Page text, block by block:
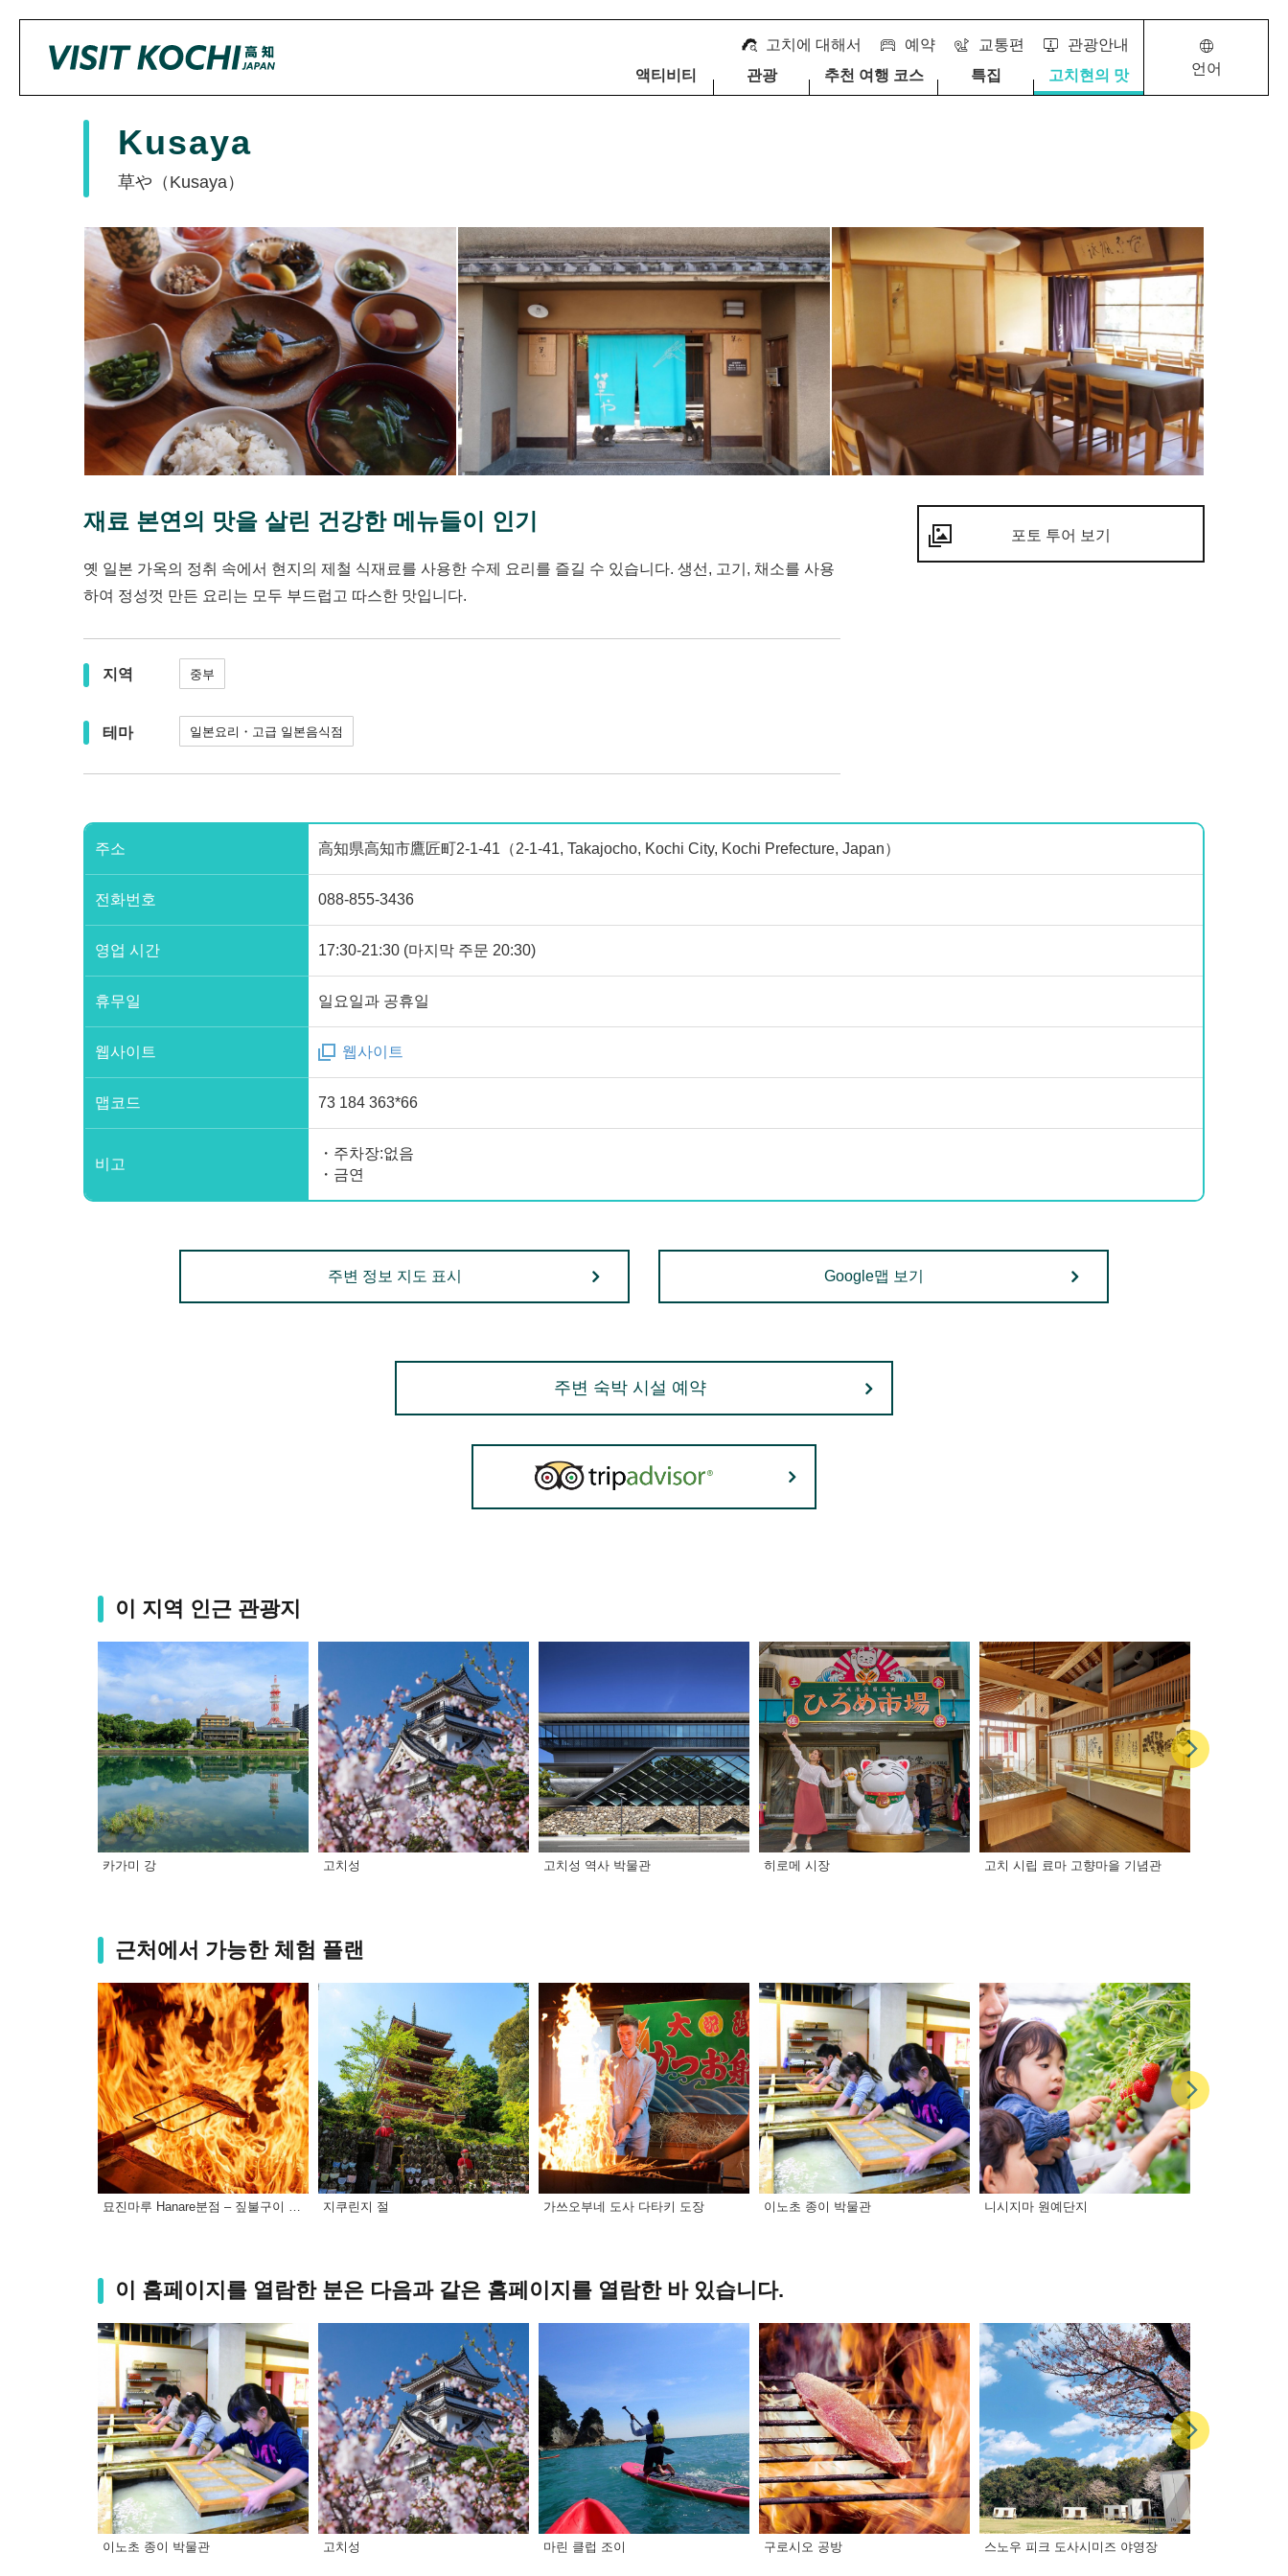
고치에 대해서 예약 교통편
관광안내
액티비티
관광 추천 여행 코스 특집 고치현의 맛 언어
Kusaya
草や（Kusaya）
재료 본연의 맛을 살린 건강한 메뉴들이 인기
옛 일본 가옥의 정취 속에서 현지의 제철 식재료를 사용한 수제 요리를 즐길 수 있습니다. 생선, 고기, 채소를 사용
하여 정성껏 만든 요리는 모두 부드럽고 따스한 맛입니다.
지역 중부
테마 일본요리・고급 일본음식점
포토 투어 보기
주소 高知県高知市鷹匠町2-1-41（2-1-41, Takajocho, Kochi City, Kochi Prefecture, Japan）
전화번호 088-855-3436
영업 시간 17:30-21:30 (마지막 주문 20:30)
휴무일 일요일과 공휴일
웹사이트 웹사이트
맵코드 73 184 363*66
비고
・주차장:없음
・금연
주변 정보 지도 표시 Google맵 보기
주변 숙박 시설 예약
이 지역 인근 관광지
카가미 강 고치성 고치성 역사 박물관 히로메 시장 고치 시립 료마 고향마을 기념관
근처에서 가능한 체험 플랜
지쿠린지 절 가쓰오부네 도사 다타키 도장 이노초 종이 박물관 니시지마 원예단지
이 홈페이지를 열람한 분은 다음과 같은 홈페이지를 열람한 바 있습니다.
이노초 종이 박물관 고치성 마린 클럽 조이 구로시오 공방 스노우 피크 도사시미즈 야영장